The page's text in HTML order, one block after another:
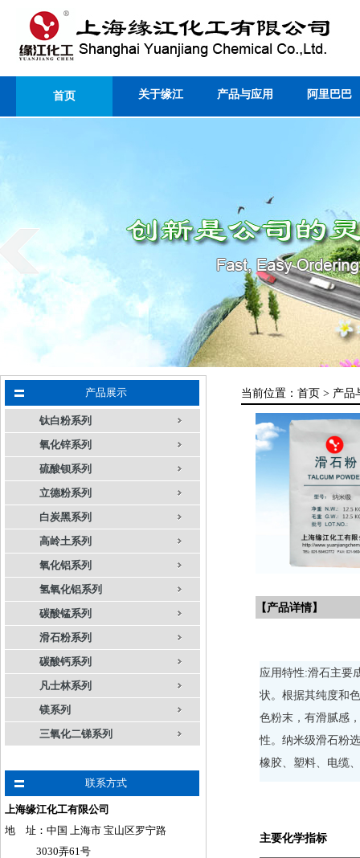
首页 关于缘江 产品与应用 阿里巴巴
产品展示
钛白粉系列
氧化锌系列
硫酸钡系列
立德粉系列
白炭黑系列
高岭土系列
氧化铝系列
氢氧化铝系列
碳酸锰系列
滑石粉系列
碳酸钙系列
凡士林系列
镁系列
三氧化二锑系列
联系方式
上海缘江化工有限公司
地 址：中国 上海市 宝山区罗宁路
3030弄61号
当前位置： 首页 > 产品
【产品详情】
应用特性:滑石主要
状。根据其纯度和
色粉末，有滑腻感
性。纳米级滑石粉
橡胶、塑料、电缆
主要化学指标